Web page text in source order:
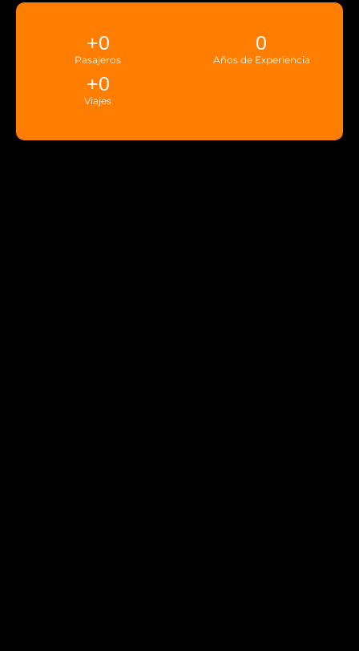
Pasajeros
+0
Años de Experiencia
0
Viajes
+0